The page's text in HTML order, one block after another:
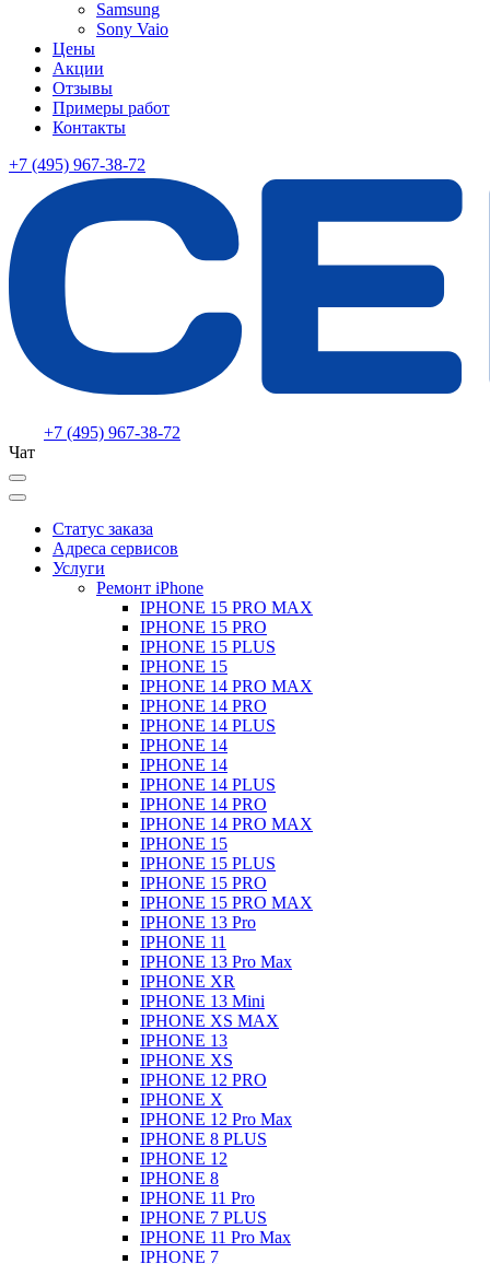
Samsung
Sony Vaio
Цены
Акции
Отзывы
Примеры работ
Контакты
+7 (495) 967-38-72
+7 (495) 967-38-72
Чат
Статус заказа
Адреса сервисов
Услуги
Ремонт iPhone
IPHONE 15 PRO MAX
IPHONE 15 PRO
IPHONE 15 PLUS
IPHONE 15
IPHONE 14 PRO MAX
IPHONE 14 PRO
IPHONE 14 PLUS
IPHONE 14
IPHONE 14
IPHONE 14 PLUS
IPHONE 14 PRO
IPHONE 14 PRO MAX
IPHONE 15
IPHONE 15 PLUS
IPHONE 15 PRO
IPHONE 15 PRO MAX
IPHONE 13 Pro
IPHONE 11
IPHONE 13 Pro Max
IPHONE XR
IPHONE 13 Mini
IPHONE XS MAX
IPHONE 13
IPHONE XS
IPHONE 12 PRO
IPHONE X
IPHONE 12 Pro Max
IPHONE 8 PLUS
IPHONE 12
IPHONE 8
IPHONE 11 Pro
IPHONE 7 PLUS
IPHONE 11 Pro Max
IPHONE 7